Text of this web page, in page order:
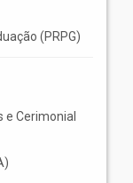
(PRPG)
e Cerimonial